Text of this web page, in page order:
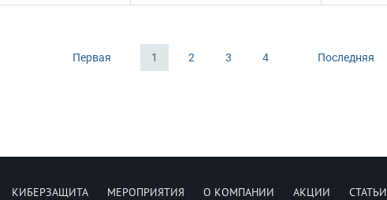
Первая 1 2 3 4 Последняя
КИБЕРЗАЩИТА МЕРОПРИЯТИЯ О КОМПАНИИ АКЦИИ СТАТЬИ